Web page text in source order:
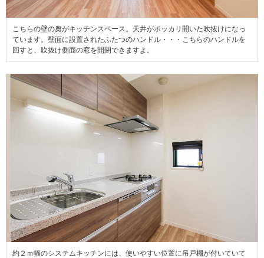
こちらの壁の奥がキッチンスペース。天井がポッカリ開いた吹抜けになっ
ています。壁面に設置されたふたつのハンドル・・・こちらのハンドルを
回すと、吹抜け側面の窓を開閉できますよ。
約２ｍ幅のシステムキッチンには、使いやすい位置に吊戸棚が付いていて